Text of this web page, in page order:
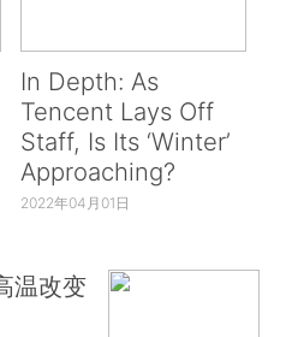
In Depth: As
Tencent Lays Off
Staff, Is Its ‘Winter’
Approaching?
2022年04月01日
温改变